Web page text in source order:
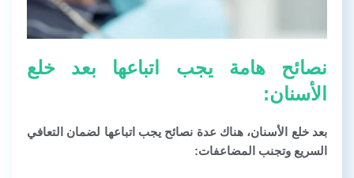
نصائح هامة يجب اتباعها بعد خلع
الأسنان:
بعد خلع الأسنان، هناك عدة نصائح يجب اتباعها لضمان التعافي
السريع وتجنب المضاعفات: